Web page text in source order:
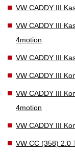
VW CADDY III
VW CADDY III
4motion
VW CADDY III
VW CADDY III
VW CADDY III
4motion
VW CADDY III
VW CC (358) 2.0